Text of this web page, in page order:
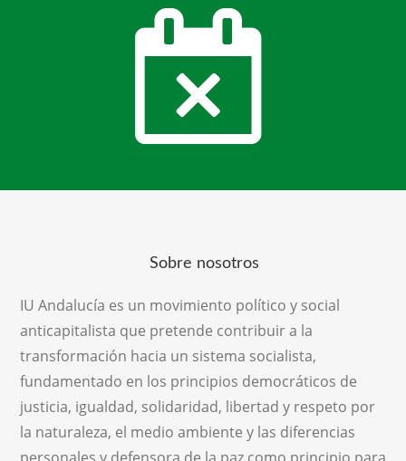
Sobre nosotros
IU Andalucía es un movimiento político y social
anticapitalista que pretende contribuir a la
transformación hacia un sistema socialista,
fundamentado en los principios democráticos de
justicia, igualdad, solidaridad, libertad y respeto por
la naturaleza, el medio ambiente y las diferencias